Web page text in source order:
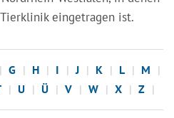
eingetragen ist.
G H I J K L
M
U Ü V W X Z